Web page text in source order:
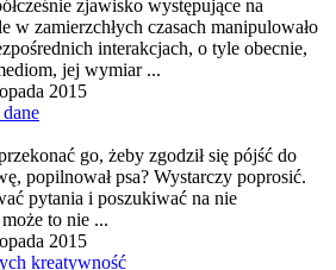
zjawisko występujące na
w zamierzchłych czasach manipulowało
interakcjach, o tyle obecnie,
jej wymiar ...
2015
go, żeby zgodził się pójść do
popilnował psa? Wystarczy poprosić.
pytania i poszukiwać na nie
to nie ...
2015
kreatywność